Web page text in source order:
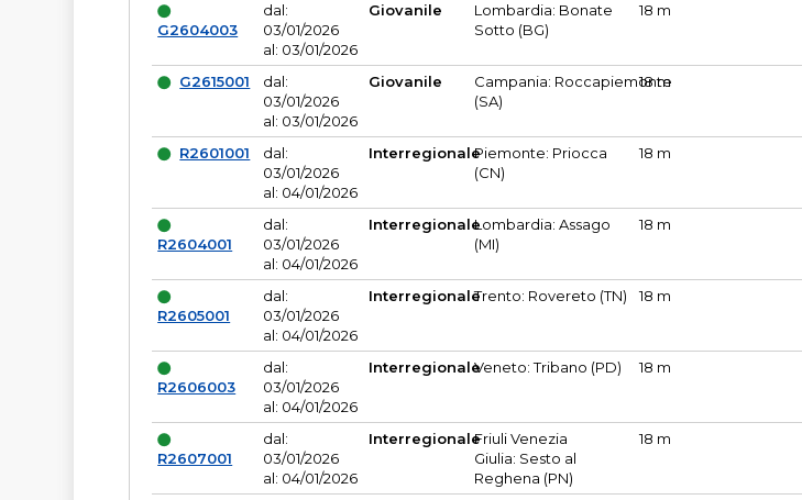
G2604003
dal:
03/01/2026
al: 03/01/2026
Giovanile
Lombardia: Bonate
Sotto (BG)
18 m
G2615001
dal:
03/01/2026
al: 03/01/2026
Giovanile
Campania: Roccapiemonte
(SA)
18 m
R2601001
dal:
03/01/2026
al: 04/01/2026
InterregionalePiemonte: Priocca
(CN)
18 m
R2604001
dal:
03/01/2026
al: 04/01/2026
InterregionaleLombardia: Assago
(MI)
18 m
R2605001
dal:
03/01/2026
al: 04/01/2026
InterregionaleTrento: Rovereto (TN) 18 m
R2606003
dal:
03/01/2026
al: 04/01/2026
InterregionaleVeneto: Tribano (PD) 18 m
R2607001
dal:
03/01/2026
al: 04/01/2026
InterregionaleFriuli Venezia
Giulia: Sesto al
Reghena (PN)
18 m